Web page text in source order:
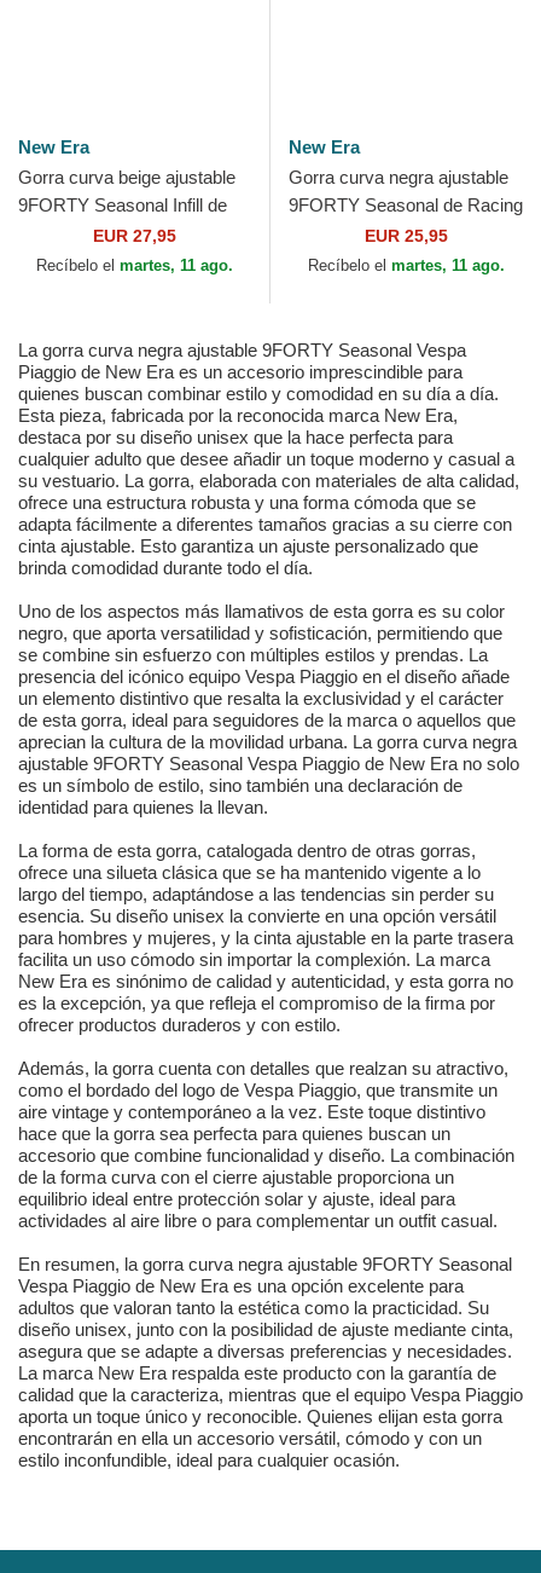
New Era
Gorra curva beige ajustable
9FORTY Seasonal Infill de
New York Yankees MLB de
New Era
EUR 27,95
Recíbelo el martes, 11 ago.
New Era
Gorra curva negra ajustable
9FORTY Seasonal de Racing
Bulls F1 Team Formula 1 de
New Era
EUR 25,95
Recíbelo el martes, 11 ago.
La gorra curva negra ajustable 9FORTY Seasonal Vespa
Piaggio de New Era es un accesorio imprescindible para
quienes buscan combinar estilo y comodidad en su día a día.
Esta pieza, fabricada por la reconocida marca New Era,
destaca por su diseño unisex que la hace perfecta para
cualquier adulto que desee añadir un toque moderno y casual a
su vestuario. La gorra, elaborada con materiales de alta calidad,
ofrece una estructura robusta y una forma cómoda que se
adapta fácilmente a diferentes tamaños gracias a su cierre con
cinta ajustable. Esto garantiza un ajuste personalizado que
brinda comodidad durante todo el día.
Uno de los aspectos más llamativos de esta gorra es su color
negro, que aporta versatilidad y sofisticación, permitiendo que
se combine sin esfuerzo con múltiples estilos y prendas. La
presencia del icónico equipo Vespa Piaggio en el diseño añade
un elemento distintivo que resalta la exclusividad y el carácter
de esta gorra, ideal para seguidores de la marca o aquellos que
aprecian la cultura de la movilidad urbana. La gorra curva negra
ajustable 9FORTY Seasonal Vespa Piaggio de New Era no solo
es un símbolo de estilo, sino también una declaración de
identidad para quienes la llevan.
La forma de esta gorra, catalogada dentro de otras gorras,
ofrece una silueta clásica que se ha mantenido vigente a lo
largo del tiempo, adaptándose a las tendencias sin perder su
esencia. Su diseño unisex la convierte en una opción versátil
para hombres y mujeres, y la cinta ajustable en la parte trasera
facilita un uso cómodo sin importar la complexión. La marca
New Era es sinónimo de calidad y autenticidad, y esta gorra no
es la excepción, ya que refleja el compromiso de la firma por
ofrecer productos duraderos y con estilo.
Además, la gorra cuenta con detalles que realzan su atractivo,
como el bordado del logo de Vespa Piaggio, que transmite un
aire vintage y contemporáneo a la vez. Este toque distintivo
hace que la gorra sea perfecta para quienes buscan un
accesorio que combine funcionalidad y diseño. La combinación
de la forma curva con el cierre ajustable proporciona un
equilibrio ideal entre protección solar y ajuste, ideal para
actividades al aire libre o para complementar un outfit casual.
En resumen, la gorra curva negra ajustable 9FORTY Seasonal
Vespa Piaggio de New Era es una opción excelente para
adultos que valoran tanto la estética como la practicidad. Su
diseño unisex, junto con la posibilidad de ajuste mediante cinta,
asegura que se adapte a diversas preferencias y necesidades.
La marca New Era respalda este producto con la garantía de
calidad que la caracteriza, mientras que el equipo Vespa Piaggio
aporta un toque único y reconocible. Quienes elijan esta gorra
encontrarán en ella un accesorio versátil, cómodo y con un
estilo inconfundible, ideal para cualquier ocasión.